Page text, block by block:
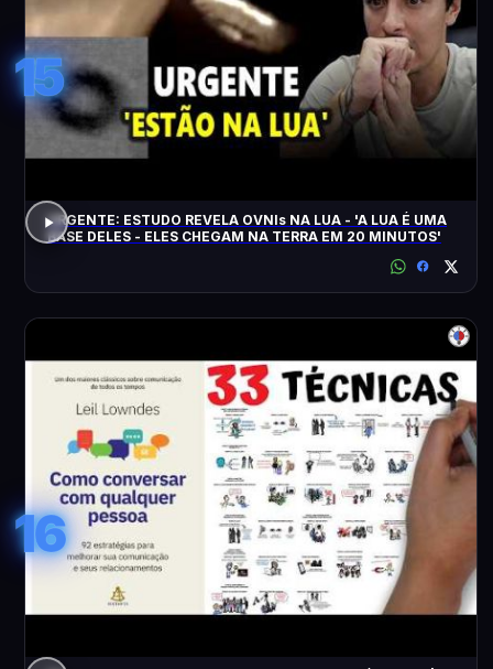
15
URGENTE: ESTUDO REVELA OVNIs NA LUA - 'A LUA É UMA
BASE DELES - ELES CHEGAM NA TERRA EM 20 MINUTOS'
16